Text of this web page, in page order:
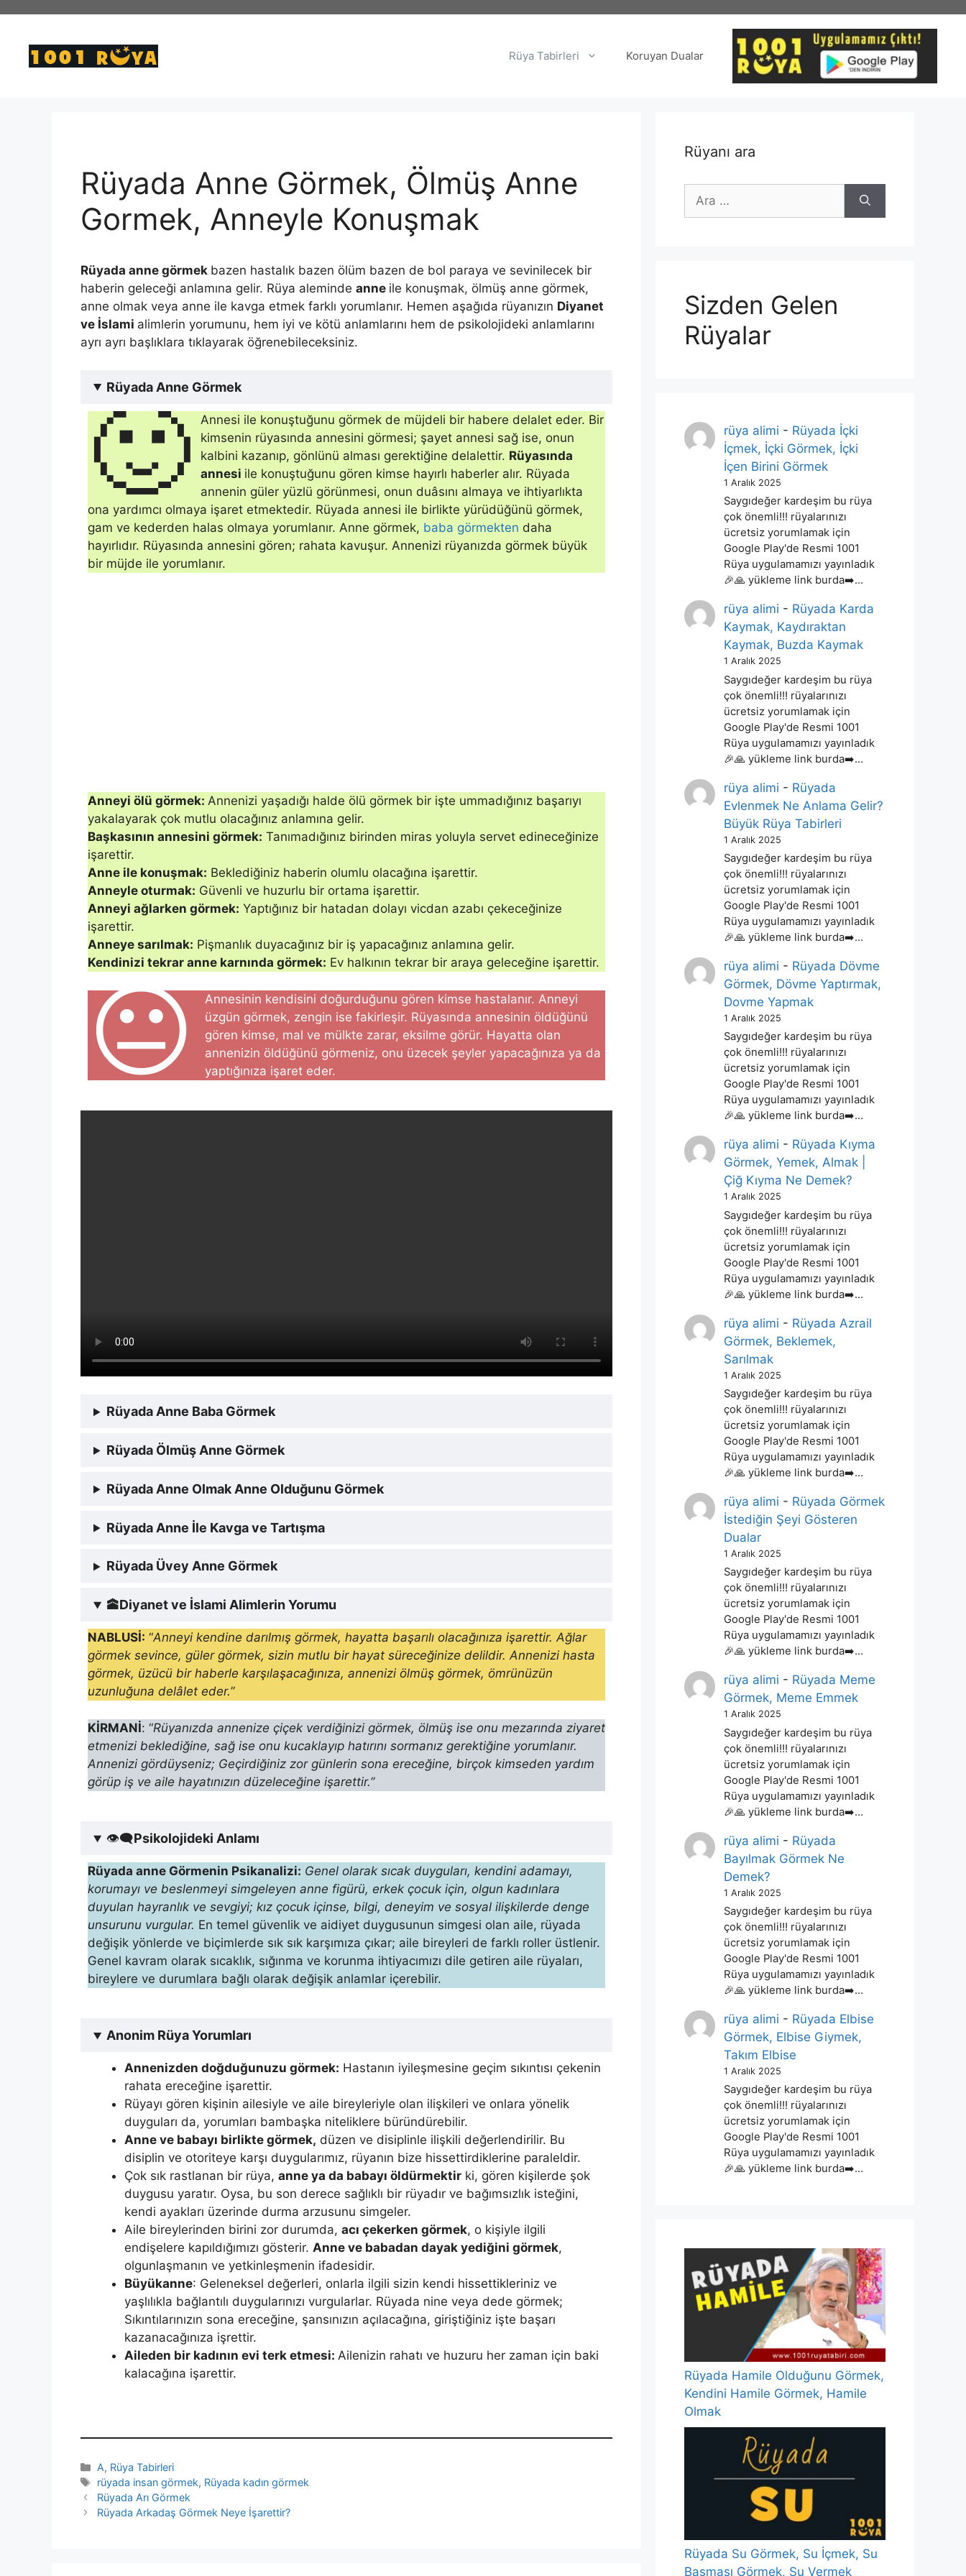
Rüya Tabirleri Koruyan Dualar
Rüyada Anne Görmek, Ölmüş Anne
Gormek, Anneyle Konuşmak
Rüyada anne görmek bazen hastalık bazen ölüm bazen de bol paraya ve sevinilecek bir
haberin geleceği anlamına gelir. Rüya aleminde anne ile konuşmak, ölmüş anne görmek,
anne olmak veya anne ile kavga etmek farklı yorumlanır. Hemen aşağıda rüyanızın Diyanet
ve İslami alimlerin yorumunu, hem iyi ve kötü anlamlarını hem de psikolojideki anlamlarını
ayrı ayrı başlıklara tıklayarak öğrenebileceksiniz.
Rüyada Anne Görmek
🙂
Annesi ile konuştuğunu görmek de müjdeli bir habere delalet eder. Bir
kimsenin rüyasında annesini görmesi; şayet annesi sağ ise, onun
kalbini kazanıp, gönlünü alması gerektiğine delalettir. Rüyasında
annesi ile konuştuğunu gören kimse hayırlı haberler alır. Rüyada
annenin güler yüzlü görünmesi, onun duâsını almaya ve ihtiyarlıkta
ona yardımcı olmaya işaret etmektedir. Rüyada annesi ile birlikte yürüdüğünü görmek,
gam ve kederden halas olmaya yorumlanır. Anne görmek, baba görmekten daha
hayırlıdır. Rüyasında annesini gören; rahata kavuşur. Annenizi rüyanızda görmek büyük
bir müjde ile yorumlanır.
Anneyi ölü görmek: Annenizi yaşadığı halde ölü görmek bir işte ummadığınız başarıyı
yakalayarak çok mutlu olacağınız anlamına gelir.
Başkasının annesini görmek: Tanımadığınız birinden miras yoluyla ser­vet edineceğinize
işarettir.
Anne ile ko­nuşmak: Beklediğiniz haberin olumlu olacağına işarettir.
Anneyle otur­mak: Güvenli ve huzurlu bir ortama işarettir.
Anneyi ağlarken görmek: Yaptığınız bir hatadan dolayı vicdan azabı çekeceğinize
işarettir.
Anneye sarılmak: Pişmanlık duyacağınız bir iş yapacağınız anlamına gelir.
Ken­dinizi tekrar anne karnında görmek: Ev halkının tekrar bir araya gelece­ğine işarettir.
😐
Annesinin kendisini doğurduğunu gören kimse hastalanır. Anneyi
üzgün görmek, zengin ise fakirleşir. Rüyasında annesinin öldüğünü
gören kimse, mal ve mülkte zarar, eksilme görür. Hayatta olan
annenizin öldüğünü görmeniz, onu üzecek şeyler yapacağınıza ya da
yaptığınıza işaret eder.
Rüyada Anne Baba Görmek
Rüyada Ölmüş Anne Görmek
Rüyada Anne Olmak Anne Olduğunu Görmek
Rüyada Anne İle Kavga ve Tartışma
Rüyada Üvey Anne Görmek
🕋Diyanet ve İslami Alimlerin Yorumu
NABLUSİ: “Anneyi kendine darılmış görmek, hayatta başarılı olacağınıza işarettir. Ağlar
görmek sevince, güler görmek, sizin mutlu bir hayat süreceğinize delildir. Annenizi hasta
görmek, üzücü bir haberle karşılaşacağınıza, annenizi ölmüş görmek, ömrünüzün
uzunluğuna delâlet eder.”
KİRMANİ: “Rüyanızda annenize çiçek verdiğinizi görmek, ölmüş ise onu mezarında ziyaret
etmenizi beklediğine, sağ ise onu kucaklayıp hatırını sormanız gerektiğine yorumlanır.
Annenizi gördüyseniz; Geçirdiğiniz zor günlerin sona ereceğine, birçok kimseden yardım
görüp iş ve aile hayatınızın düzeleceğine işarettir.”
👁‍🗨Psikolojideki Anlamı
Rüyada anne Görmenin Psikanalizi: Genel olarak sıcak duyguları, kendini adamayı,
koru­mayı ve beslenmeyi simgeleyen anne figürü, erkek çocuk için, olgun kadınlara
duyulan hayranlık ve sevgiyi; kız çocuk içinse, bilgi, deneyim ve sosyal ilişkilerde denge
unsurunu vurgular. En temel güvenlik ve aidiyet duygusunun simgesi olan aile, rü­yada
değişik yönlerde ve biçimlerde sık sık karşımıza çıkar; aile bireyleri de farklı roller üstlenir.
Genel kavram olarak sıcaklık, sı­ğınma ve korunma ihtiyacımızı dile getiren aile rüyaları,
bireyle­re ve durumlara bağlı olarak değişik anlamlar içerebilir.
Anonim Rüya Yorumları
Annenizden doğduğunuzu görmek: Hastanın iyileşmesine geçim sıkıntısı çekenin
rahata ereceğine işarettir.
Rüyayı gören kişinin ailesiyle ve aile bireyleriyle olan ilişkileri ve onlara yönelik
duyguları da, yorumları bambaşka niteliklere büründürebilir.
Anne ve babayı birlikte görmek, düzen ve disiplinle ilişkili değerlendirilir. Bu
disiplin ve otoriteye karşı duygularımız, rüyanın bize hissettirdiklerine paraleldir.
Çok sık rastlanan bir rü­ya, anne ya da babayı öldürmektir ki, gören kişilerde şok
duygusu yaratır. Oysa, bu son derece sağlıklı bir rüyadır ve bağımsızlık is­teğini,
kendi ayakları üzerinde durma arzusunu simgeler.
Aile bi­reylerinden birini zor durumda, acı çekerken görmek, o kişiyle ilgili
endişelere kapıldığımızı gösterir. Anne ve babadan dayak yediğini görmek,
olgunlaşmanın ve yetkinleşmenin ifadesidir.
Büyükanne: Geleneksel değerleri, onlarla il­gili sizin kendi hissettikleriniz ve
yaşlılıkla bağlantılı duygula­rınızı vurgularlar. Rüyada nine veya dede görmek;
Sıkıntılarınızın sona ereceğine, şansınızın açılacağına, giriştiğiniz işte başarı
kazanacağınıza işrettir.
Aileden bir ka­dının evi terk etmesi: Ailenizin rahatı ve huzuru her zaman için baki
kala­cağına işarettir.
Kategoriler
A, Rüya Tabirleri
Etiketler
rüyada insan görmek, Rüyada kadın görmek
Rüyada Arı Görmek
Rüyada Arkadaş Görmek Neye İşarettir?
Rüyanı ara
için
Sizden Gelen
Rüyalar
rüya alimi - Rüyada İçki
İçmek, İçki Görmek, İçki
İçen Birini Görmek
1 Aralık 2025
Saygıdeğer kardeşim bu rüya
çok önemli!!! rüyalarınızı
ücretsiz yorumlamak için
Google Play'de Resmi 1001
Rüya uygulamamızı yayınladık
🎉🙏 yükleme link burda➡️…
rüya alimi - Rüyada Karda
Kaymak, Kaydıraktan
Kaymak, Buzda Kaymak
1 Aralık 2025
Saygıdeğer kardeşim bu rüya
çok önemli!!! rüyalarınızı
ücretsiz yorumlamak için
Google Play'de Resmi 1001
Rüya uygulamamızı yayınladık
🎉🙏 yükleme link burda➡️…
rüya alimi - Rüyada
Evlenmek Ne Anlama Gelir?
Büyük Rüya Tabirleri
1 Aralık 2025
Saygıdeğer kardeşim bu rüya
çok önemli!!! rüyalarınızı
ücretsiz yorumlamak için
Google Play'de Resmi 1001
Rüya uygulamamızı yayınladık
🎉🙏 yükleme link burda➡️…
rüya alimi - Rüyada Dövme
Görmek, Dövme Yaptırmak,
Dovme Yapmak
1 Aralık 2025
Saygıdeğer kardeşim bu rüya
çok önemli!!! rüyalarınızı
ücretsiz yorumlamak için
Google Play'de Resmi 1001
Rüya uygulamamızı yayınladık
🎉🙏 yükleme link burda➡️…
rüya alimi - Rüyada Kıyma
Görmek, Yemek, Almak |
Çiğ Kıyma Ne Demek?
1 Aralık 2025
Saygıdeğer kardeşim bu rüya
çok önemli!!! rüyalarınızı
ücretsiz yorumlamak için
Google Play'de Resmi 1001
Rüya uygulamamızı yayınladık
🎉🙏 yükleme link burda➡️…
rüya alimi - Rüyada Azrail
Görmek, Beklemek,
Sarılmak
1 Aralık 2025
Saygıdeğer kardeşim bu rüya
çok önemli!!! rüyalarınızı
ücretsiz yorumlamak için
Google Play'de Resmi 1001
Rüya uygulamamızı yayınladık
🎉🙏 yükleme link burda➡️…
rüya alimi - Rüyada Görmek
İstediğin Şeyi Gösteren
Dualar
1 Aralık 2025
Saygıdeğer kardeşim bu rüya
çok önemli!!! rüyalarınızı
ücretsiz yorumlamak için
Google Play'de Resmi 1001
Rüya uygulamamızı yayınladık
🎉🙏 yükleme link burda➡️…
rüya alimi - Rüyada Meme
Görmek, Meme Emmek
1 Aralık 2025
Saygıdeğer kardeşim bu rüya
çok önemli!!! rüyalarınızı
ücretsiz yorumlamak için
Google Play'de Resmi 1001
Rüya uygulamamızı yayınladık
🎉🙏 yükleme link burda➡️…
rüya alimi - Rüyada
Bayılmak Görmek Ne
Demek?
1 Aralık 2025
Saygıdeğer kardeşim bu rüya
çok önemli!!! rüyalarınızı
ücretsiz yorumlamak için
Google Play'de Resmi 1001
Rüya uygulamamızı yayınladık
🎉🙏 yükleme link burda➡️…
rüya alimi - Rüyada Elbise
Görmek, Elbise Giymek,
Takım Elbise
1 Aralık 2025
Saygıdeğer kardeşim bu rüya
çok önemli!!! rüyalarınızı
ücretsiz yorumlamak için
Google Play'de Resmi 1001
Rüya uygulamamızı yayınladık
🎉🙏 yükleme link burda➡️…
Rüyada Hamile Olduğunu Görmek,
Kendini Hamile Görmek, Hamile
Olmak
Rüyada Su Görmek, Su İçmek, Su
Basması Görmek, Su Vermek